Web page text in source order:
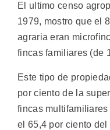
El ultimo censo
1979, mostro que el
agraria eran
fincas familiares (de
Este tipo de
por ciento de la
fincas
el 65,4 por ciento